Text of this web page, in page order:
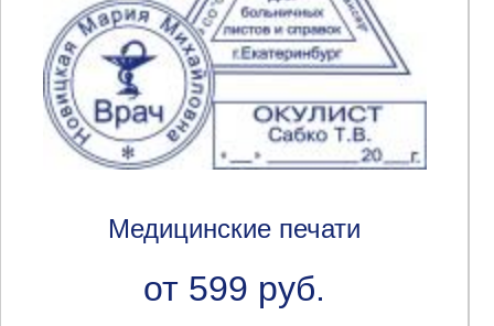
Медицинские печати
от 599 руб.